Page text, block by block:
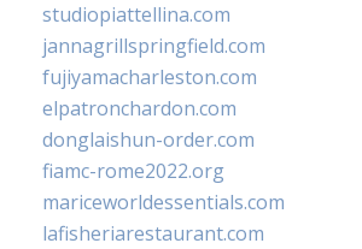
studiopiattellina.com
jannagrillspringfield.com
fujiyamacharleston.com
elpatronchardon.com
donglaishun-order.com
fiamc-rome2022.org
mariceworldessentials.com
lafisheriarestaurant.com